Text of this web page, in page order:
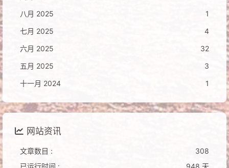
八月 2025
1
七月 2025
4
六月 2025
32
五月 2025
3
十一月 2024
1
网站资讯
文章数目 :
308